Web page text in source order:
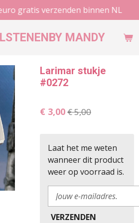
BY MANDY
gratis verzenden binnen NL
Larimar stukje
#0272
€ 3,00€ 5,00
Laat het me weten
wanneer dit product
weer op voorraad is.
VERZENDEN